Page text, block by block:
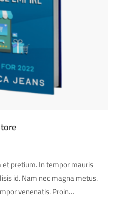
pretium. In tempor mauris
id. Nam nec magna metus.
venenatis. Proin